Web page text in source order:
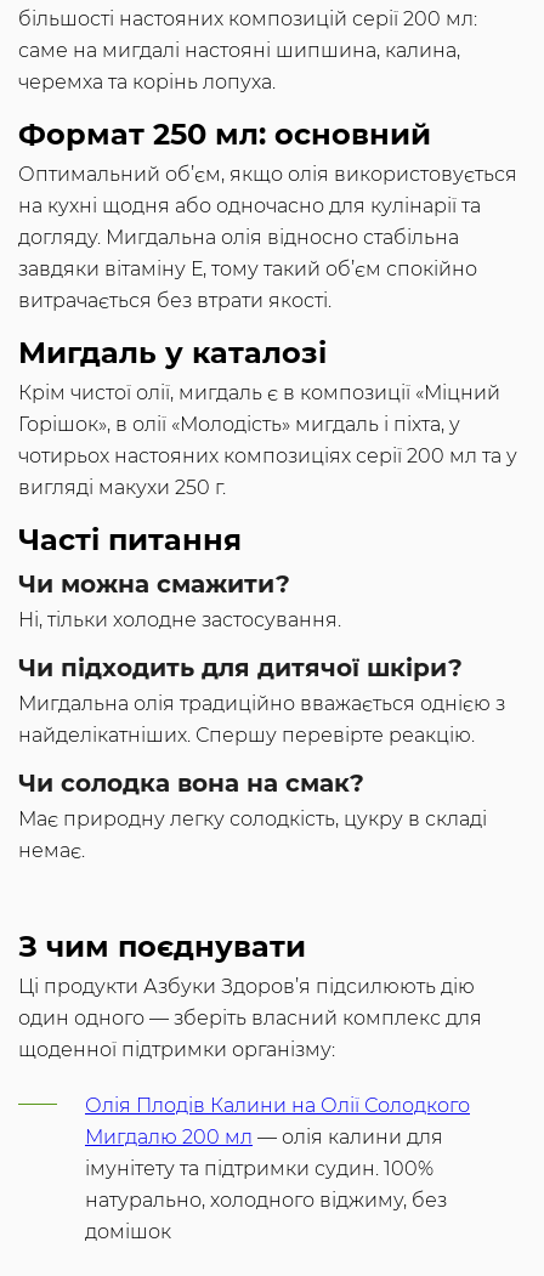
більшості настояних композицій серії 200 мл:
саме на мигдалі настояні шипшина, калина,
черемха та корінь лопуха.
Формат 250 мл: основний
Оптимальний об’єм, якщо олія використовується
на кухні щодня або одночасно для кулінарії та
догляду. Мигдальна олія відносно стабільна
завдяки вітаміну Е, тому такий об’єм спокійно
витрачається без втрати якості.
Мигдаль у каталозі
Крім чистої олії, мигдаль є в композиції «Міцний
Горішок», в олії «Молодість» мигдаль і піхта, у
чотирьох настояних композиціях серії 200 мл та у
вигляді макухи 250 г.
Часті питання
Чи можна смажити?
Ні, тільки холодне застосування.
Чи підходить для дитячої шкіри?
Мигдальна олія традиційно вважається однією з
найделікатніших. Спершу перевірте реакцію.
Чи солодка вона на смак?
Має природну легку солодкість, цукру в складі
немає.
З чим поєднувати
Ці продукти Азбуки Здоров’я підсилюють дію
один одного — зберіть власний комплекс для
щоденної підтримки організму:
Олія Плодів Калини на Олії Солодкого
Мигдалю 200 мл — олія калини для
імунітету та підтримки судин. 100%
натурально, холодного віджиму, без
домішок